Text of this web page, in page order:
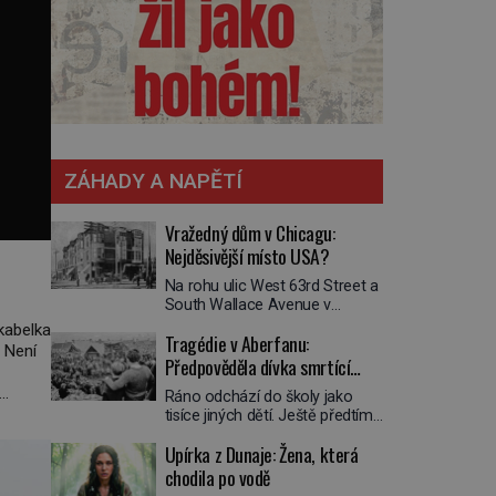
ZÁHADY A NAPĚTÍ
Vražedný dům v Chicagu:
Nejděsivější místo USA?
Na rohu ulic West 63rd Street a
South Wallace Avenue v
Nemá žádný speciální nápis ani
pamětní desku. A přesto prý
místní zaměstnanci neradi
chodí do sklepa. Právě tady
totiž sídlil sériový vrah H. H.
nejpropracovanější past na lidi
v dějinách americké
Tragédie v Aberfanu:
Předpověděla dívka smrtící
sesuv půdy?
Ráno odchází do školy jako
tisíce jiných dětí. Ještě předtím
snem. Ve škole, kterou dobře
zná, tentokrát nevidí budovu ani
spolužáky. Místo nich se před ní
Upírka z Dunaje: Žena, která
chodila po vodě